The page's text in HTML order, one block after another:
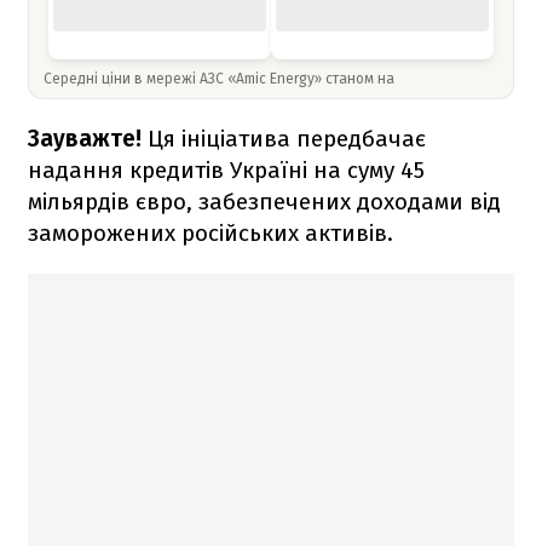
Середні ціни в мережі АЗС «Amic Energy» станом на
Зауважте! Ця ініціатива передбачає
надання кредитів Україні на суму 45
мільярдів євро, забезпечених доходами від
заморожених російських активів.